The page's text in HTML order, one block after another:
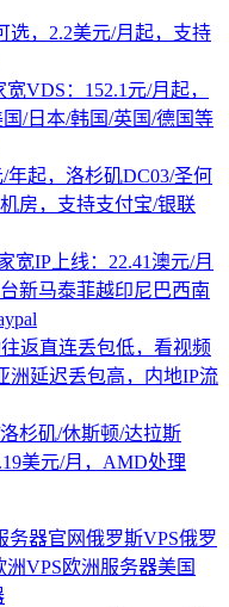
选，2.2美元/月起，支持
VDS：152.1元/月起，
/日本/韩国/英国/德国等
/年起，洛杉矶DC03/圣何
房，支持支付宝/银联
宽IP上线：22.41澳元/月
新马泰菲越印尼巴西南
返直连丢包低，看视频
洲延迟丢包高，内地IP流
杉矶/休斯顿/达拉斯
美元/月，AMD处理
务器官网俄罗斯VPS俄罗
洲VPS欧洲服务器美国